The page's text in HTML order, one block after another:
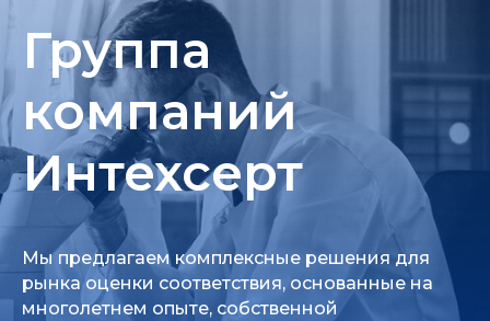
Группа
компаний
Интехсерт
Мы предлагаем комплексные решения для
рынка оценки соответствия, основанные на
многолетнем опыте, собственной